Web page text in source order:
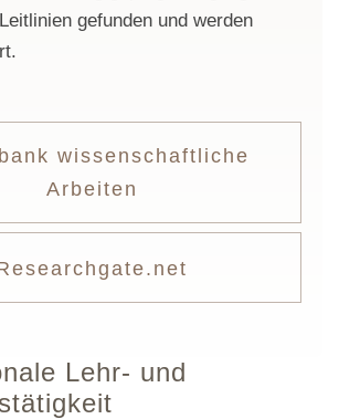
gefunden und werden
wissenschaftliche
Arbeiten
Lehr- und